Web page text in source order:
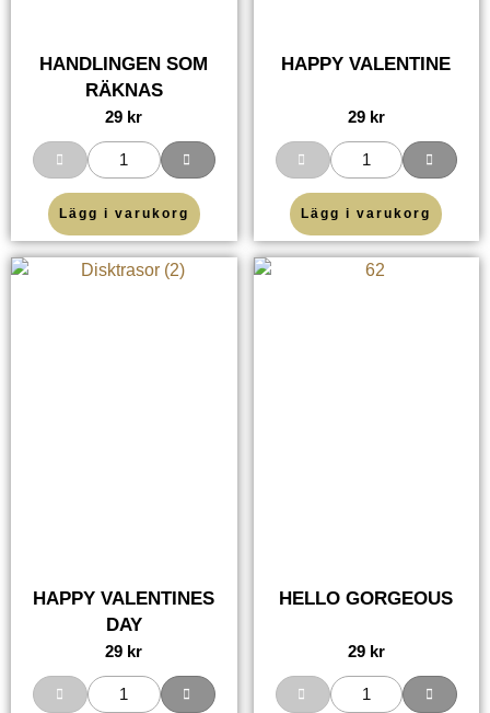
HANDLINGEN SOM
RÄKNAS
29 kr
Lägg i varukorg
HAPPY VALENTINE
29 kr
Lägg i varukorg
HAPPY VALENTINES
DAY
29 kr
HELLO GORGEOUS
29 kr